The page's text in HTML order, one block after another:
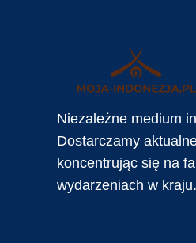
Niezależne medium
Dostarczamy
koncentrując się na
wydarzeniach w kraju.